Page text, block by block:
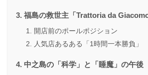
福島の救世主「Trattoria da
開店前のポールポジション
人気店あるある「1時間一本勝負」
中之島の「科学」と「睡魔」の午後